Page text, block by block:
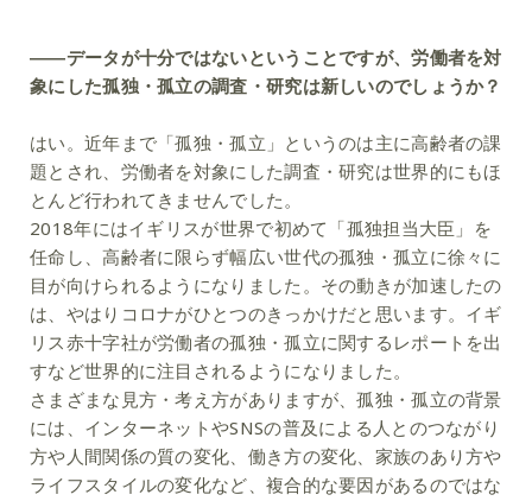
――データが十分ではないということですが、労働者を対
象にした孤独・孤立の調査・研究は新しいのでしょうか？
はい。近年まで「孤独・孤立」というのは主に高齢者の課
題とされ、労働者を対象にした調査・研究は世界的にもほ
とんど行われてきませんでした。
2018年にはイギリスが世界で初めて「孤独担当大臣」を
任命し、高齢者に限らず幅広い世代の孤独・孤立に徐々に
目が向けられるようになりました。その動きが加速したの
は、やはりコロナがひとつのきっかけだと思います。イギ
リス赤十字社が労働者の孤独・孤立に関するレポートを出
すなど世界的に注目されるようになりました。
さまざまな見方・考え方がありますが、孤独・孤立の背景
には、インターネットやSNSの普及による人とのつながり
方や人間関係の質の変化、働き方の変化、家族のあり方や
ライフスタイルの変化など、複合的な要因があるのではな